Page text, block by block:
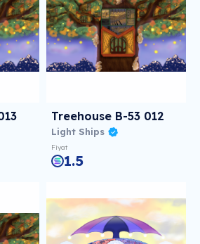
Treehouse B-53 012
Light Ships
Fiyat
1.5